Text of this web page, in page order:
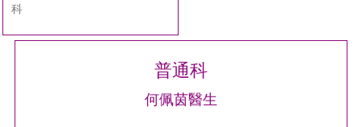
科
普通科
何佩茵醫生